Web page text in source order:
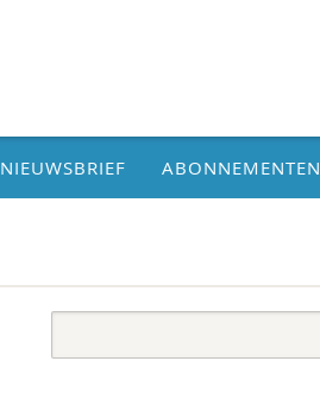
NIEUWSBRIEF ABONNEMENTEN